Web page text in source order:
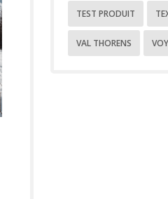
TEST PRODUIT
VAL THORENS